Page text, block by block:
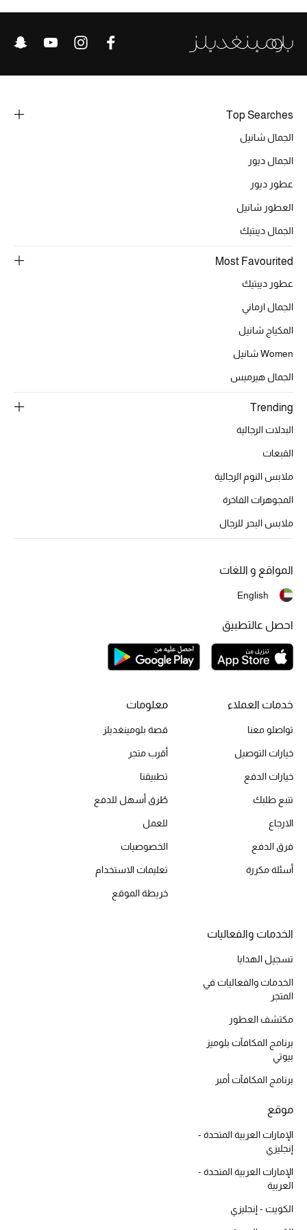
حقائب وأحذية متطابقة
جميع الملابس النسائية
جميع الحقائب النسائية
جميع الإكسسورات النسائية
موضة نسائية
تسوقوا للنساء
الحقائب النسائية
دليل ملتزمات الحقائب
حقائب رجالية
حقائب الأطفال
تسوقوا الحقائب
أحذية النسائية
تشكيلة الأحذية
الأحذية الرجالية
أحذية للأطفال
أحذية مختارة
تسوقوا الأحذية
خصومات
جميع مستحضرات الجمال
الجديد في عالم الجمال
الأكثر مبيعاً
العطور
مكتشف العطور
Top Searches
الجمال شانيل
الجمال ديور
عطور ديور
العطور شانيل
الجمال ديبتيك
Most Favourited
عطور ديبتيك
الجمال ارماني
المكياج شانيل
Women شانيل
الجمال هيرميس
Trending
البدلات الرجالية
القبعات
ملابس النوم الرجالية
المجوهرات الفاخرة
ملابس البحر للرجال
خدمات العملاء
تواصلو معنا
خيارات التوصيل
خيارات الدفع
تتبع طلبك
الارجاع
فرق الدفع
أسئلة مكررة
معلومات
قصة بلومينغديلز
أقرب متجر
تطبيقنا
طُرق أسهل للدفع
للعمل
الخصوصيات
تعليمات الاستخدام
خريطة الموقع
الخدمات والفعاليات
تسجيل الهدايا
الخدمات والفعاليات في
المتجر
مكتشف العطور
برنامج المكافآت بلوميز
بيوتي
برنامج المكافآت أمبر
موقع
الإمارات العربية المتحدة -
إنجليزي
الإمارات العربية المتحدة -
العربية
الكويت - إنجليزي
المواقع و اللغات
English
احصل عالتطبيق